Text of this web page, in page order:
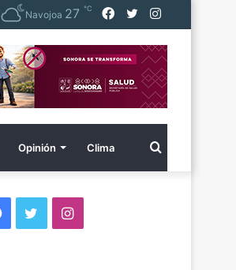
Instagram
Twitter
Facebook
Navojoa 27 ℃
Opinión Clima Buscar
Facebook
TwitterInstagram